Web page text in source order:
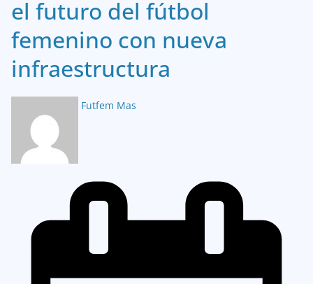
el futuro del fútbol
femenino con nueva
infraestructura
Futfem Mas